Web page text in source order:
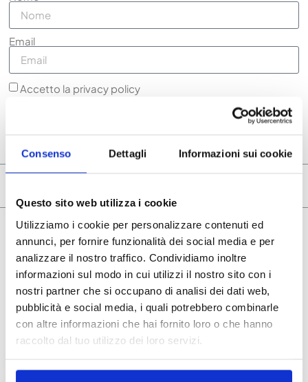
Consenso Dettagli Informazioni sui cookie
Questo sito web utilizza i cookie
Utilizziamo i cookie per personalizzare contenuti ed
annunci, per fornire funzionalità dei social media e per
analizzare il nostro traffico. Condividiamo inoltre
informazioni sul modo in cui utilizzi il nostro sito con i
nostri partner che si occupano di analisi dei dati web,
pubblicità e social media, i quali potrebbero combinarle
con altre informazioni che hai fornito loro o che hanno
raccolto dal tuo utilizzo dei loro servizi.
Email
Accetto la privacy policy